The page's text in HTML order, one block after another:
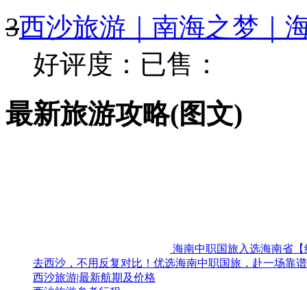
3西沙旅游｜南海之梦｜
好评度： 已售：
最新旅游攻略(图文)
海南中职国旅入选海南省
去西沙，不用反复对比！优选海南中职国旅，赴一场靠
西沙旅游|最新航期及价格